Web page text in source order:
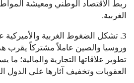
ربط الاقتصاد الوطني ومعيشة
الغربية.
3. تشكل الضغوط الغربية
وروسيا والصين عاملاً مشتركاً يقرب
تطوير علاقاتها التجارية والمالية؛
العقوبات وتخفيف آثارها على الدول